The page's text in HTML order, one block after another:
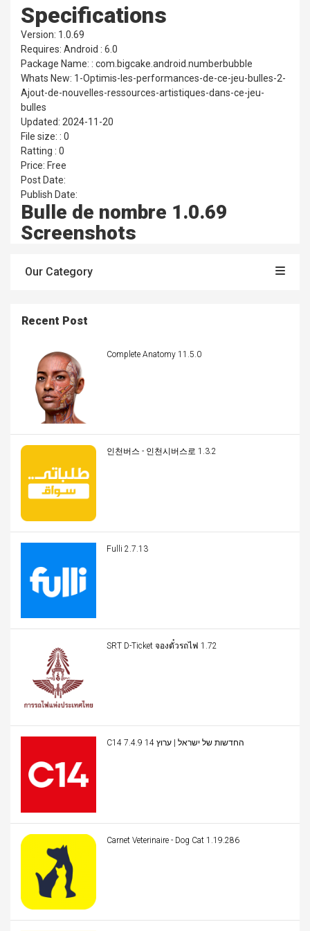
Specifications
Version: 1.0.69
Requires: Android : 6.0
Package Name: : com.bigcake.android.numberbubble
Whats New: 1-Optimis-les-performances-de-ce-jeu-bulles-2-
Ajout-de-nouvelles-ressources-artistiques-dans-ce-jeu-
bulles
Updated: 2024-11-20
File size: : 0
Ratting : 0
Price: Free
Post Date:
Publish Date:
Bulle de nombre 1.0.69
Screenshots
Our Category
Recent Post
Complete Anatomy 11.5.0
인천버스 - 인천시버스로 1.3.2
Fulli 2.7.13
SRT D-Ticket จองตั๋วรถไฟ 1.72
C14 החדשות של ישראל | ערוץ 14 7.4.9
Carnet Veterinaire - Dog Cat 1.19.286